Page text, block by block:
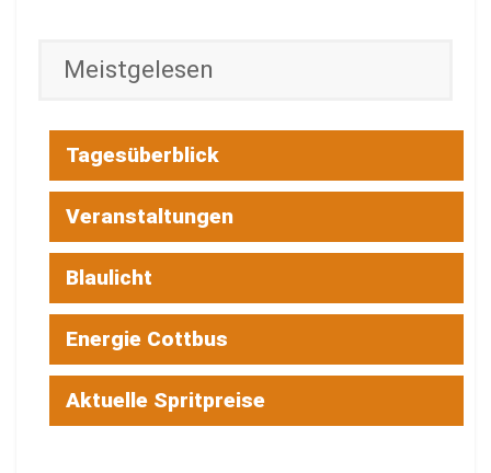
Meistgelesen
Tagesüberblick
Veranstaltungen
Blaulicht
Energie Cottbus
Aktuelle Spritpreise